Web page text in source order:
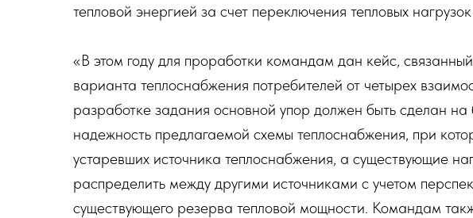
тепловой энергией за счет переключения тепловых
«В этом году для проработки командам дан кейс,
варианта теплоснабжения потребителей от четырех
разработке задания основной упор должен быть сделан на
надежность предлагаемой схемы теплоснабжения, при
устаревших источника теплоснабжения, а существующие
распределить между другими источниками с учетом
существующего резерва тепловой мощности. Командам